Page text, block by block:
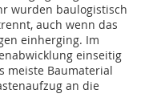
wurden baulogistisch
auch wenn das
einherging. Im
einseitig
meiste Baumaterial
an die